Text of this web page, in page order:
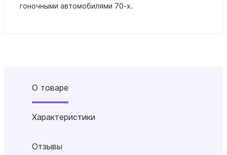
гоночными автомобилями 70-х.
О товаре
Характеристики
Отзывы